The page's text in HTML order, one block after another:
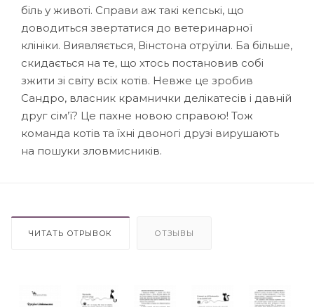
біль у животі. Справи аж такі кепські, що
доводиться звертатися до ветеринарної
клініки. Виявляється, Вінстона отруїли. Ба більше,
скидається на те, що хтось постановив собі
зжити зі світу всіх котів. Невже це зробив
Сандро, власник крамнички делікатесів і давній
друг сім’ї? Це пахне новою справою! Тож
команда котів та їхні двоногі друзі вирушають
на пошуки зловмисників.
ЧИТАТЬ ОТРЫВОК ОТЗЫВЫ